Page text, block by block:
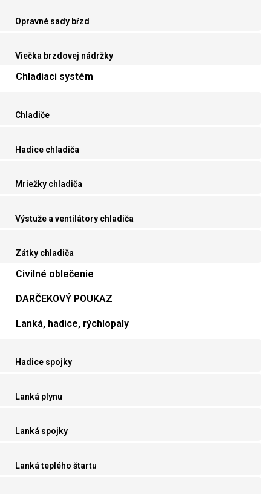
Opravné sady bŕzd
Viečka brzdovej nádržky
Chladiaci systém
Chladiče
Hadice chladiča
Mriežky chladiča
Výstuže a ventilátory chladiča
Zátky chladiča
Civilné oblečenie
DARČEKOVÝ POUKAZ
Lanká, hadice, rýchlopaly
Hadice spojky
Lanká plynu
Lanká spojky
Lanká teplého štartu